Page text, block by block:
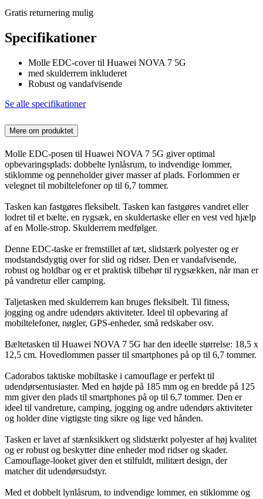
Gratis returnering mulig
Specifikationer
Molle EDC-cover til Huawei NOVA 7 5G
med skulderrem inkluderet
Robust og vandafvisende
Se alle specifikationer
Mere om produktet
Molle EDC-posen til Huawei NOVA 7 5G giver optimal
opbevaringsplads: dobbelte lynlåsrum, to indvendige lommer,
stiklomme og penneholder giver masser af plads. Forlommen er
velegnet til mobiltelefoner op til 6,7 tommer.
Tasken kan fastgøres fleksibelt. Tasken kan fastgøres vandret eller
lodret til et bælte, en rygsæk, en skuldertaske eller en vest ved hjælp
af en Molle-strop. Skulderrem medfølger.
Denne EDC-taske er fremstillet af tæt, slidstærk polyester og er
modstandsdygtig over for slid og ridser. Den er vandafvisende,
robust og holdbar og er et praktisk tilbehør til rygsækken, når man er
på vandretur eller camping.
Taljetasken med skulderrem kan bruges fleksibelt. Til fitness,
jogging og andre udendørs aktiviteter. Ideel til opbevaring af
mobiltelefoner, nøgler, GPS-enheder, små redskaber osv.
Bæltetasken til Huawei NOVA 7 5G har den ideelle størrelse: 18,5 x
12,5 cm. Hovedlommen passer til smartphones på op til 6,7 tommer.
Cadorabos taktiske mobiltaske i camouflage er perfekt til
udendørsentusiaster. Med en højde på 185 mm og en bredde på 125
mm giver den plads til smartphones på op til 6,7 tommer. Den er
ideel til vandreture, camping, jogging og andre udendørs aktiviteter
og holder dine vigtigste ting sikre og lige ved hånden.
Tasken er lavet af stænksikkert og slidstærkt polyester af høj kvalitet
og er robust og beskytter dine enheder mod ridser og skader.
Camouflage-looket giver den et stilfuldt, militært design, der
matcher dit udendørsudstyr.
Med et dobbelt lynlåsrum, to indvendige lommer, en stiklomme og